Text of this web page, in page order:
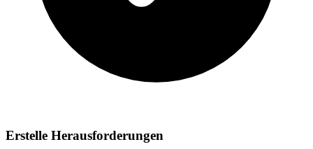
Erstelle Herausforderungen